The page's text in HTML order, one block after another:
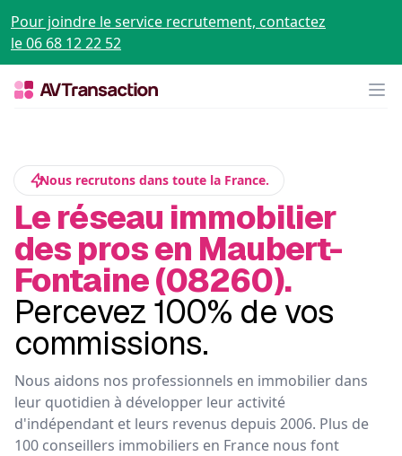
Pour joindre le service recrutement, contactez
le 06 68 12 22 52
Nous recrutons dans toute la France.
Le réseau immobilier
des pros en Maubert-
Fontaine (08260).
Percevez 100% de vos
commissions.
Nous aidons nos professionnels en immobilier dans
leur quotidien à développer leur activité
d'indépendant et leurs revenus depuis 2006. Plus de
100 conseillers immobiliers en France nous font